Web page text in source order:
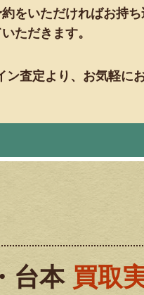
をいただければお持
ただきます。
ン査定より、お気軽に
台本 買取